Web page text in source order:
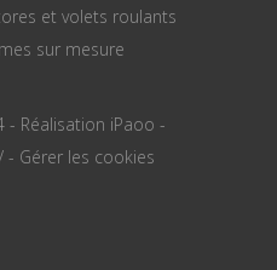
et volets roulants
sur mesure
- Réalisation iPaoo -
- Gérer les cookies